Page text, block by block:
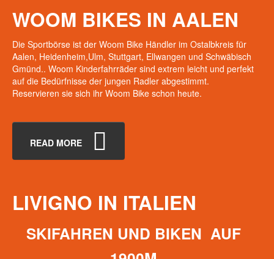
WOOM BIKES IN AALEN
Die Sportbörse ist der Woom Bike Händler im Ostalbkreis für
Aalen, Heidenheim,Ulm, Stuttgart, Ellwangen und Schwäbisch
Gmünd.. Woom Kinderfahrräder sind extrem leicht und perfekt
auf die Bedürfnisse der jungen Radler abgestimmt.
Reservieren sie sich ihr Woom Bike schon heute.
READ MORE
LIVIGNO IN ITALIEN
SKIFAHREN UND BIKEN AUF